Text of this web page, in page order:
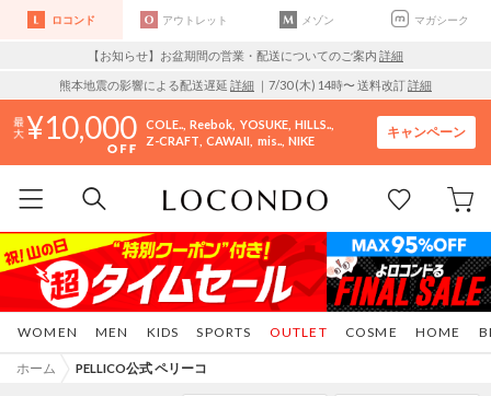
ロコンド アウトレット メゾン マガシーク
【お知らせ】お盆期間の営業・配送についてのご案内 詳細
熊本地震の影響による配送遅延 詳細 ｜7/30 (木) 14時〜 送料改訂詳細
10,000 COLE.. Reebok YOSUKE HILLS..
Z-CRAFT CAWAII mis.. NIKE
キャンペーン
WOMEN MEN KIDS SPORTS COSME HOME
OUTLET
ホーム PELLICO公式 ペリーコ